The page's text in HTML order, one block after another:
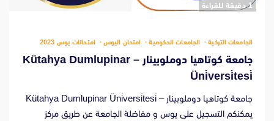
‫1 دقيقة للقراءة
الجامعات التركية الجامعات الحكومية امتحان اليوس امتحانات يوس 2023
جامعة كوتاهيا دوملوبينار – Kütahya Dumlupinar
Üni̇versi̇tesi̇
جامعة كوتاهيا دوملوبينار – Kütahya Dumlupinar Üni̇versi̇tesi̇
يمكنكم التسجيل على يوس و مفاضلة الجامعة عن طريق مركز